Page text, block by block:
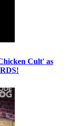
Cult' as